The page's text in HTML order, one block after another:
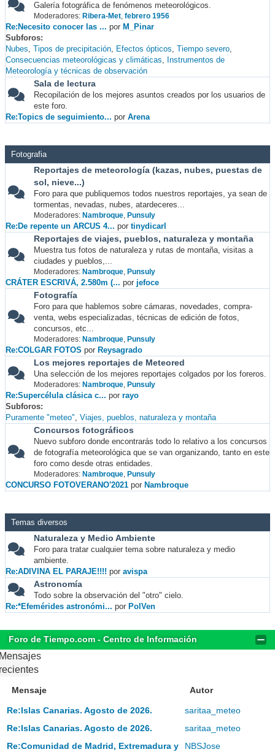
Galería fotográfica de fenómenos meteorológicos.
Moderadores: Ribera-Met, febrero 1956
Re:Necesito conocer las ... por M_Pinar
Subforos
Nubes Tipos de precipitación Efectos ópticos Tiempo severo
Consecuencias meteorológicas y climáticas
Instrumentos de
Meteorología y técnicas de observación
Sala de lectura
Recopilación de los mejores asuntos creados por los usuarios de
este foro.
Re:Topics de seguimiento... por Arena
Fotografia
Reportajes de meteorología (kazas, nubes, puestas de
sol, nieve...)
Foro para que publiquemos todos nuestros reportajes, ya sean de
tormentas, nevadas, nubes, atardeceres...
Moderadores: Nambroque, Punsuly
Re:De repente un ARCUS 4... por tinydicarl
Reportajes de viajes, pueblos, naturaleza y montaña
Muestra tus fotos de naturaleza y rutas de montaña, visitas a
ciudades y pueblos,...
Moderadores: Nambroque, Punsuly
CRÁTER ESCRIVÁ, 2.580m (... por jefoce
Fotografía
Foro para que hablemos sobre cámaras, novedades, compra-
venta, webs especializadas, técnicas de edición de fotos,
concursos, etc...
Moderadores: Nambroque, Punsuly
Re:COLGAR FOTOS por Reysagrado
Los mejores reportajes de Meteored
Una selección de los mejores reportajes colgados por los foreros.
Moderadores: Nambroque, Punsuly
Re:Supercélula clásica c... por rayo
Subforos
Puramente "meteo" Viajes, pueblos, naturaleza y montaña
Concursos fotográficos
Nuevo subforo donde encontrarás todo lo relativo a los concursos
de fotografía meteorológica que se van organizando, tanto en este
foro como desde otras entidades.
Moderadores: Nambroque, Punsuly
CONCURSO FOTOVERANO'2021 por Nambroque
Temas diversos
Naturaleza y Medio Ambiente
Foro para tratar cualquier tema sobre naturaleza y medio
ambiente.
Re:ADIVINA EL PARAJE!!!! por avispa
Astronomía
Todo sobre la observación del "otro" cielo.
Re:*Efemérides astronómi... por PolVen
Foro de Tiempo.com - Centro de Información
Mensaje Autor
Re:Islas Canarias. Agosto de 2026.
saritaa_meteo
Re:Islas Canarias. Agosto de 2026.
saritaa_meteo
Re:Comunidad de Madrid, Extremadura y
NBSJose